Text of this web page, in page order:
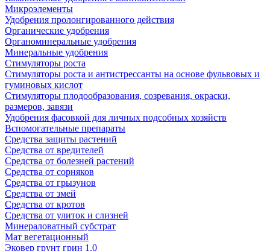
Микроэлементы
Удобрения пролонгированного действия
Органические удобрения
Органоминеральные удобрения
Минеральные удобрения
Стимуляторы роста
Стимуляторы роста и антистрессанты на основе фульвовых и
гуминовых кислот
Стимуляторы плодообразования, созревания, окраски,
размеров, завязи
Удобрения фасовкой для личных подсобных хозяйств
Вспомогательные препараты
Средства защиты растений
Средства от вредителей
Средства от болезней растений
Средства от сорняков
Средства от грызунов
Средства от змей
Средства от кротов
Средства от улиток и слизней
Минераловатный субстрат
Мат вегетационный
Эковер грунт грин 1.0